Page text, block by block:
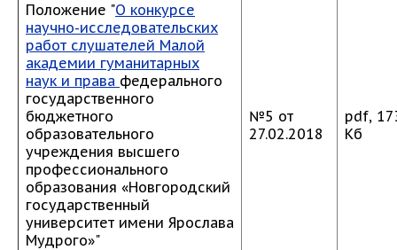
Положение "О конкурсе
научно-исследовательских
работ слушателей Малой
академии гуманитарных
наук и права федерального
государственного
бюджетного
образовательного
учреждения высшего
профессионального
образования «Новгородский
государственный
университет имени Ярослава
Мудрого»"
№5 от
27.02.2018
pdf,
Кб